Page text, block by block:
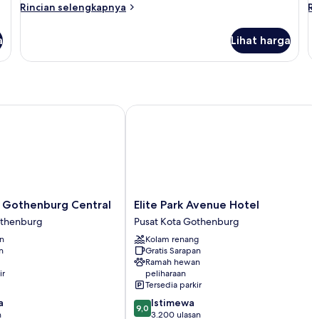
Rincian selengkapnya
Rincian
Premium
Lihat harga
Central
Central
Elite
Park
Avenue
Hotel
Pusat
Kota
Gothenburg
Elite Park Avenue Hotel
Pusat Kota Gothenburg
Kolam renang
Gratis Sarapan
Ramah hewan
peliharaan
Tersedia parkir
9.0
dari
9,0 Istimewa
3.200 ulasan
Elite Park Avenue Hotel